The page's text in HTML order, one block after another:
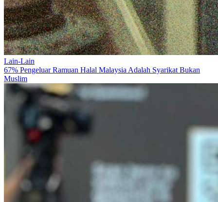
Lain-Lain
67% Pengeluar Ramuan Halal Malaysia Adalah Syarikat Bukan
Muslim